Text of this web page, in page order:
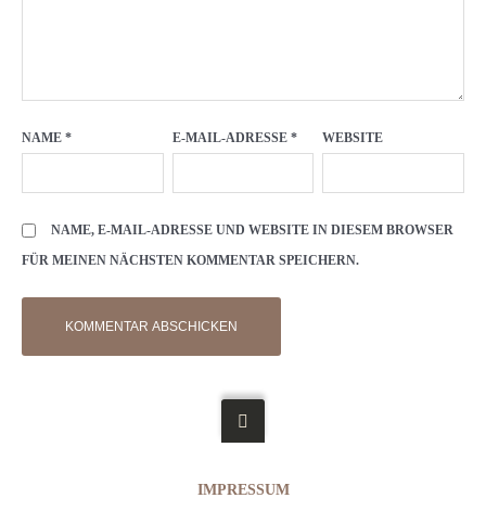
NAME * E-MAIL-ADRESSE * WEBSITE
NAME, E-MAIL-ADRESSE UND WEBSITE IN DIESEM BROWSER
FÜR MEINEN NÄCHSTEN KOMMENTAR SPEICHERN.
IMPRESSUM